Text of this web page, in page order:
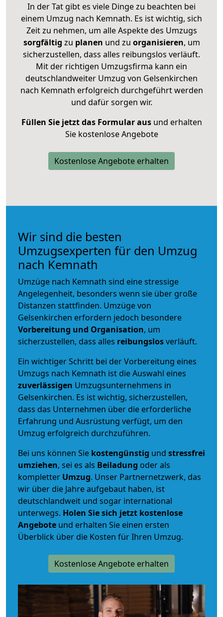
In der Tat gibt es viele Dinge zu beachten bei
einem Umzug nach Kemnath. Es ist wichtig, sich
Zeit zu nehmen, um alle Aspekte des Umzugs
sorgfältig zu planen und zu organisieren, um
sicherzustellen, dass alles reibungslos verläuft.
Mit der richtigen Umzugsfirma kann ein
deutschlandweiter Umzug von Gelsenkirchen
nach Kemnath erfolgreich durchgeführt werden
und dafür sorgen wir.
Füllen Sie jetzt das Formular ausund erhalten
Sie kostenlose Angebote
Kostenlose Angebote erhalten
Wir sind die besten
Umzugsexperten für den Umzug
nach Kemnath
Umzüge nach Kemnath sind eine stressige
Angelegenheit, besonders wenn sie über große
Distanzen stattfinden. Umzüge von
Gelsenkirchen erfordern jedoch besondere
Vorbereitung und Organisation, um
sicherzustellen, dass alles reibungslosverläuft.
Ein wichtiger Schritt bei der Vorbereitung eines
Umzugs nach Kemnath ist die Auswahl eines
zuverlässigen Umzugsunternehmens in
Gelsenkirchen. Es ist wichtig, sicherzustellen,
dass das Unternehmen über die erforderliche
Erfahrung und Ausrüstung verfügt, um den
Umzug erfolgreich durchzuführen.
Bei uns können Sie kostengünstig und stressfrei
umziehen, sei es als Beiladung oder als
kompletter Umzug. Unser Partnernetzwerk, das
wir über die Jahre aufgebaut haben, ist
deutschlandweit und sogar international
unterwegs. Holen Sie sich jetzt kostenlose
Angebote und erhalten Sie einen ersten
Überblick über die Kosten für Ihren Umzug.
Kostenlose Angebote erhalten